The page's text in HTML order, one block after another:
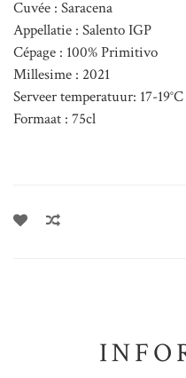
Cuvée : Saracena
Appellatie : Salento IGP
Cépage : 100% Primitivo
Millesime : 2021
Serveer temperatuur: 17-19°C
Formaat : 75cl